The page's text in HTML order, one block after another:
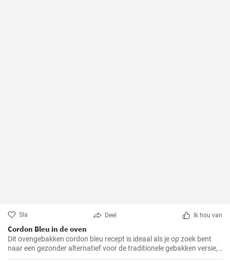
Sla Deel Ik hou van
Cordon Bleu in de oven
Dit ovengebakken cordon bleu recept is ideaal als je op zoek bent
naar een gezonder alternatief voor de traditionele gebakken versie,
maar toch wilt genieten van de heerlijke smaak en textuur van